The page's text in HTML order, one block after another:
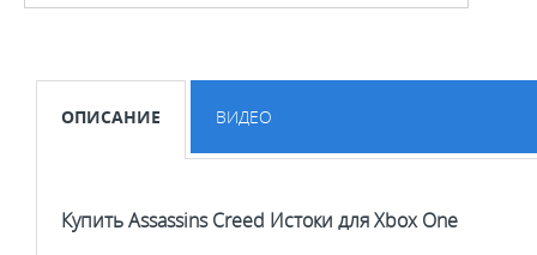
ОПИСАНИЕ ВИДЕО
Купить Assassins Creed Истоки для Xbox One